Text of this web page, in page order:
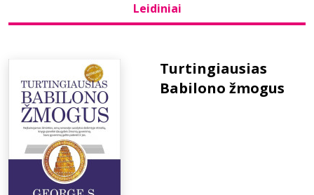
info@elvislab.lt
Leidiniai
Turtingiausias
Babilono žmogus